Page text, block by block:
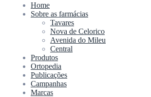
Home
Sobre as farmácias
Tavares
Nova de Celorico
Avenida do Mileu
Central
Produtos
Ortopedia
Publicações
Campanhas
Marcas